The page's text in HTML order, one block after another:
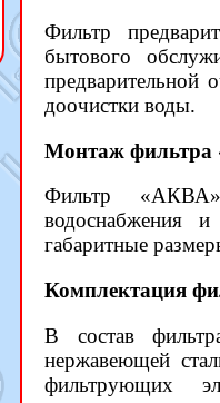
Фильтр
бытового
предварительной
доочистки воды.
Монтаж
Фильтр «АКВА»
водоснабжения
габаритные
Комплектация
В состав
нержавеющей
фильтрующих